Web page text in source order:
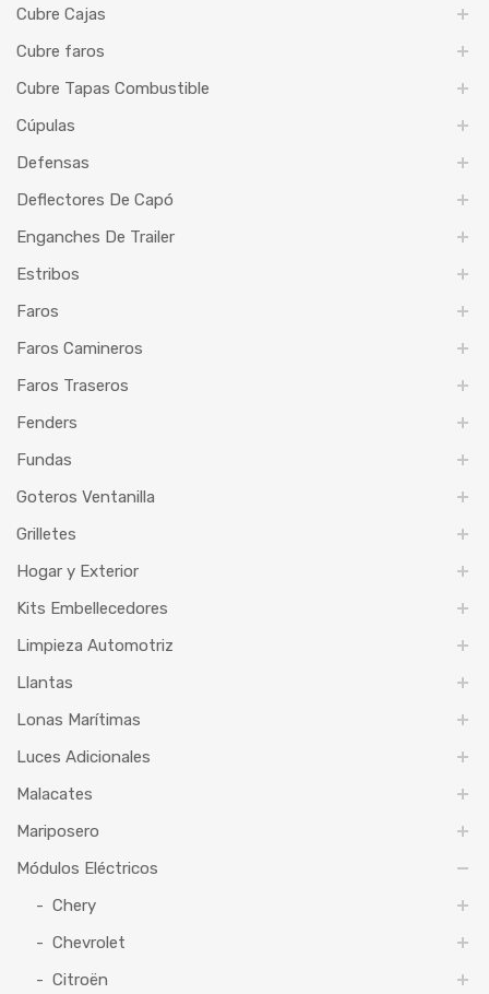
Cubre Cajas
Cubre faros
Cubre Tapas Combustible
Cúpulas
Defensas
Deflectores De Capó
Enganches De Trailer
Estribos
Faros
Faros Camineros
Faros Traseros
Fenders
Fundas
Goteros Ventanilla
Grilletes
Hogar y Exterior
Kits Embellecedores
Limpieza Automotriz
Llantas
Lonas Marítimas
Luces Adicionales
Malacates
Mariposero
Módulos Eléctricos
Chery
Chevrolet
Citroën